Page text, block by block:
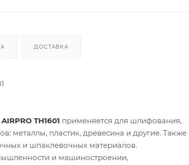
ДОСТАВКА
AIRPRO TH1601 применяется для шлифования,
металлы, пластик, древесина и другие. Также
и шпаклевочных материалов.
и машиностроении,